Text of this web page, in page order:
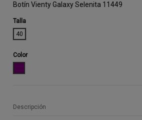
Botín Vienty Galaxy Selenita 11449
Talla
40
Color
Descripción